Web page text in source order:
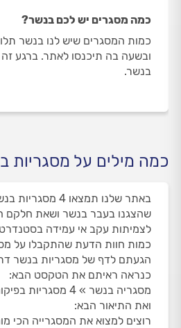
כמה מסגרים יש לכם בנשר?
כמות המסגרים שיש לנו בנשר
בנשר.
כמה מילים על מסגריות
שהצגנו בעבר בנשר ושאת חלקם
לצמיתות עקב אי עמידה
כמות חוות הדעת שהתקבלו על
הגעתם לדף של מסגריות בנשר
כנראה ראיתם את הטקסט הבא:
מסגריה בנשר » 4 מסגריות בפיקוח שלנו • המקצוענים
ואת התיאור הבא:
רוצים למצוא את המסגרייה הכי